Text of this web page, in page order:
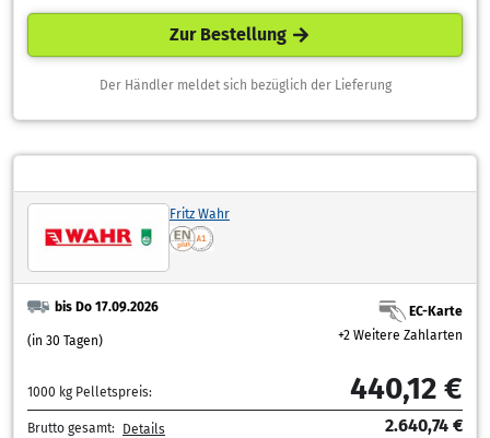
Zur Bestellung
Der Händler meldet sich bezüglich der Lieferung
Fritz Wahr
bis Do 17.09.2026
(in 30 Tagen)
EC-Karte
+2 Weitere Zahlarten
1000 kg Pelletspreis: 440,12 €
Brutto gesamt: Details 2.640,74 €